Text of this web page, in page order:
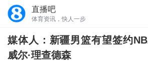
直播吧
体育资讯，快人一步
媒体人：新疆男篮有望签约
威尔·理查德森